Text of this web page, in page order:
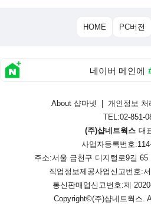
HOME PC버전
네이버 메인에
About 샵마넷 개인정보 처
TEL:02-851-
(주)샵네트웍스 대
사업자등록번호
주소:서울 금천구 디지털로9길 65
직업정보제공사업신고번호:
통신판매업신고번호:제
Copyright©(주)샵네트웍스.